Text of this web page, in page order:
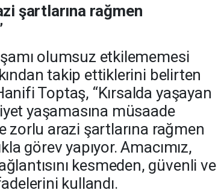
şartlarına rağmen
olumsuz etkilememesi
takip ettiklerini belirten
Toptaş, “Kırsalda yaşayan
yaşamasına müsaade
zorlu arazi şartlarına rağmen
görev yapıyor. Amacımız,
kesmeden, güvenli ve
kullandı.